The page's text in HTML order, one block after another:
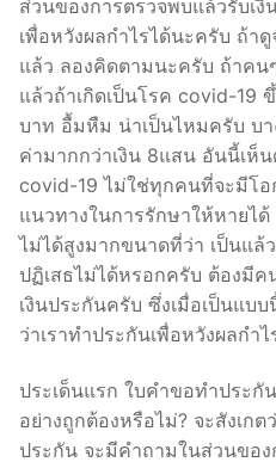
ส่วนของการตรวจพบแล้วรับเ
เพื่อหวังผลกำไรได้นะครับ ถ้า
แล้ว ลองคิดตามนะครับ ถ้าคน
แล้วถ้าเกิดเป็นโรค covid-19
บาท อื้มหืม น่าเป็นไหมครับ บ
ค่ามากกว่าเงิน 8แสน อันนี้เห็
covid-19 ไม่ใช่ทุกคนที่จะมีโอ
แนวทางในการรักษาให้หายไ
ไม่ได้สูงมากขนาดที่ว่า เป็นแล้
ปฏิเสธไม่ได้หรอกครับ ต้องมี
เงินประกันครับ ซึ่งเมื่อเป็นแบ
ว่าเราทำประกันเพื่อหวังผลกำ
ประเด็นแรก ใบคำขอทำประกั
อย่างถูกต้องหรือไม่? จะสังเก
ประกัน จะมีคำถามในส่วนขอ